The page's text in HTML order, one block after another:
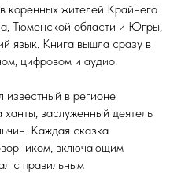
коренных жителей Крайнего
Тюменской области и Югры,
язык. Книга вышла сразу в
цифровом и аудио.
известный в регионе
заслуженный деятель
Каждая сказка
включающим
с правильным